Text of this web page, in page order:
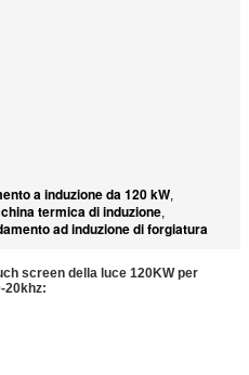
a induzione da 120 kW,
termica di induzione,
ad induzione di forgiatura
screen della luce 120KW per
20khz: